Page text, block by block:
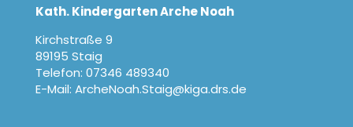
Kath. Kindergarten Arche Noah
Kirchstraße 9
89195 Staig
Telefon: 07346 489340
E-Mail: ArcheNoah.Staig@kiga.drs.de